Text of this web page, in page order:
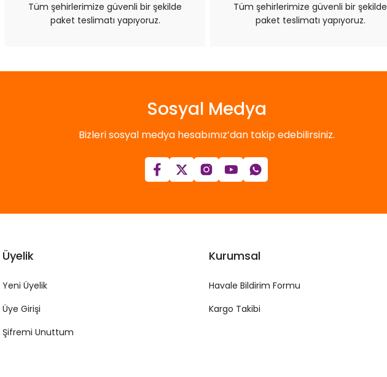
Tüm şehirlerimize güvenli bir şekilde
paket teslimatı yapıyoruz.
Tüm şehirlerimize güvenli bir şekilde
paket teslimatı yapıyoruz.
Sosyal Medya
Bizleri sosyal medya hesabımız’dan takip edebilirsiniz.
Üyelik
Yeni Üyelik
Üye Girişi
Şifremi Unuttum
Kurumsal
Havale Bildirim Formu
Kargo Takibi